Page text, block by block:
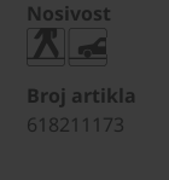
Nosivost
Broj artikla
618211173